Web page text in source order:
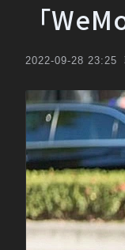
「
2022-09-28 23:25